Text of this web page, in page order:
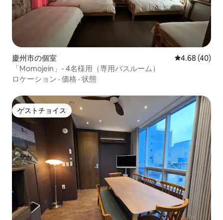
慶州市の個室 レビュー40
4.68 (40)
「Momojein」- 4名様用（専用バスルーム）
ロケーション · 価格 · 状態
ゲストチョイス
ゲストチョイス